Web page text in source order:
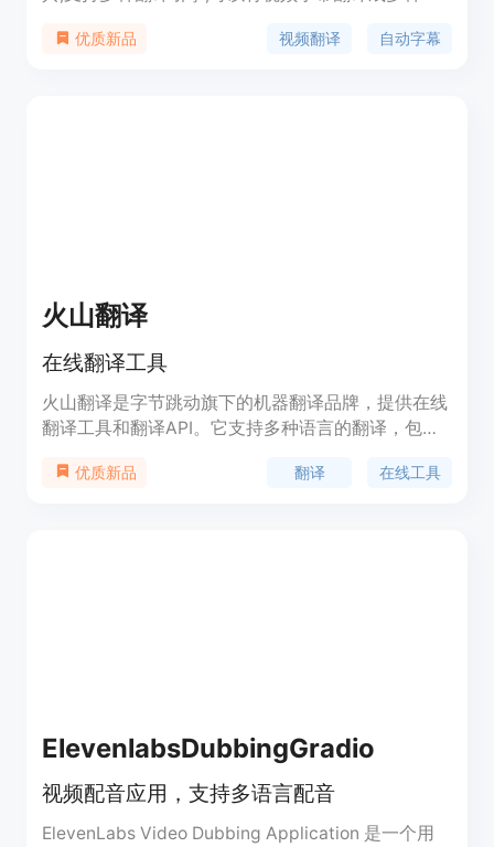
优质新品 视频翻译 自动字幕
火山翻译
在线翻译工具
火山翻译是字节跳动旗下的机器翻译品牌，提供在线
翻译工具和翻译API。它支持多种语言的翻译，包括
用工具多合一、图片翻译、语音同传等功能。用户可
优质新品 翻译 在线工具
ElevenlabsDubbingGradio
视频配音应用，支持多语言配音
ElevenLabs Video Dubbing Application 是一个用